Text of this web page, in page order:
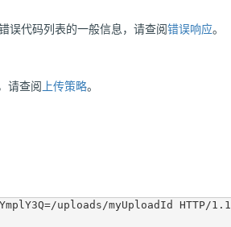
误代码列表的一般信息，请查阅错误响应。
请查阅 上传策略。
uploads/myUploadId HTTP/1.1